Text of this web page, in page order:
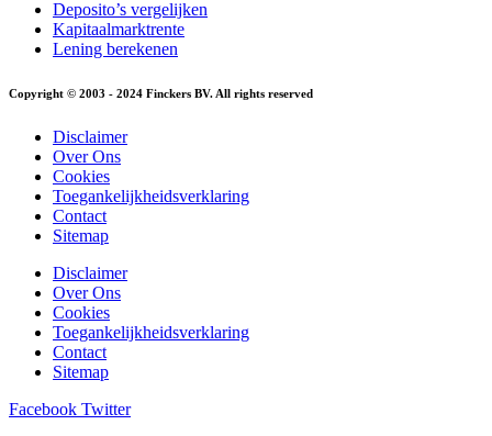
Deposito’s vergelijken
Kapitaalmarktrente
Lening berekenen
Copyright © 2003 - 2024 Finckers BV. All rights reserved
Disclaimer
Over Ons
Cookies
Toegankelijkheidsverklaring
Contact
Sitemap
Disclaimer
Over Ons
Cookies
Toegankelijkheidsverklaring
Contact
Sitemap
Facebook Twitter